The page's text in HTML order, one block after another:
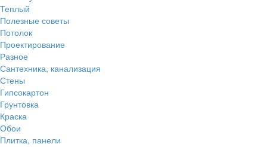
Теплый
Полезные советы
Потолок
Проектирование
Разное
Сантехника, канализация
Стены
Гипсокартон
Грунтовка
Краска
Обои
Плитка, панели